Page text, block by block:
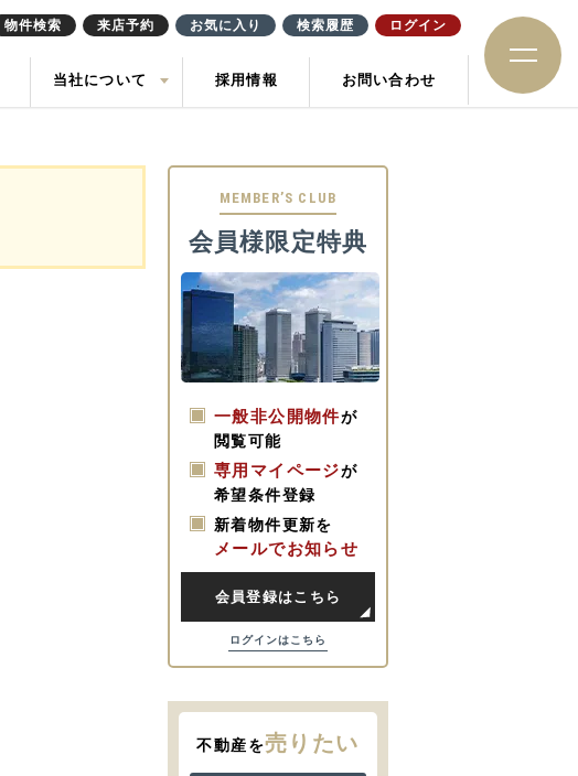
当社について 採用情報 お問い合わせ
MEMBER’S CLUB
会員様限定特典
一般非公開物件が
閲覧可能
専用マイページが
希望条件登録
新着物件更新を
メールでお知らせ
会員登録はこちら
ログインはこちら
不動産を売りたい
物件検索 来店予約 お気に入り 検索履歴 ログイン